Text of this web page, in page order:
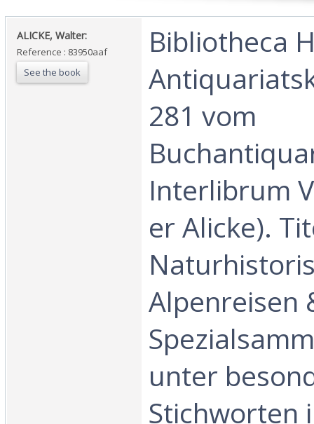
‎ALICKE, Walter:‎
Reference : 83950aaf
See the book
‎Bibliotheca
281 vom
Interlibrum
er Alicke).
Alpenreisen
unter
Stichworten